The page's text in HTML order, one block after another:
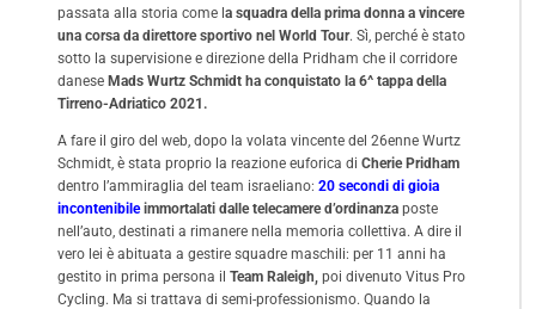
passata alla storia come la squadra della prima donna a vincere
una corsa da direttore sportivo nel World Tour. Sì, perché è stato
sotto la supervisione e direzione della Pridham che il corridore
danese Mads Wurtz Schmidt ha conquistato la 6^ tappa della
Tirreno-Adriatico 2021.
A fare il giro del web, dopo la volata vincente del 26enne Wurtz
Schmidt, è stata proprio la reazione euforica di Cherie Pridham
dentro l’ammiraglia del team israeliano: 20 secondi di gioia
incontenibileimmortalati dalle telecamere d’ordinanza poste
nell’auto, destinati a rimanere nella memoria collettiva. A dire il
vero lei è abituata a gestire squadre maschili: per 11 anni ha
gestito in prima persona il Team Raleigh, poi divenuto Vitus Pro
Cycling. Ma si trattava di semi-professionismo. Quando la